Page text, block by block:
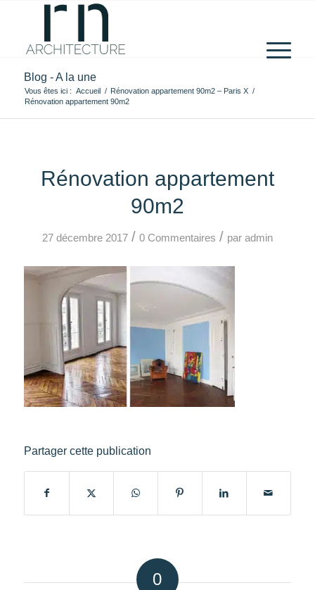
Blog - A la une
Vous êtes ici : Accueil / Rénovation appartement 90m2 – Paris X /
Rénovation appartement 90m2
Rénovation appartement
90m2
27 décembre 2017 / 0 Commentaires / par admin
Partager cette publication
0